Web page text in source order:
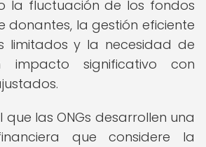
la fluctuación de los fondos
donantes, la gestión eficiente
limitados y la necesidad de
impacto significativo con
las ONGs desarrollen una
que considere la